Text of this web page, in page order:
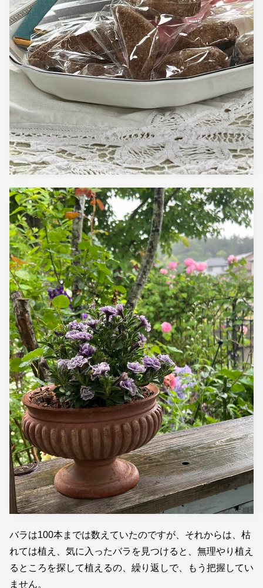
バラは100本までは数えていたのですが、それからは、枯
れては植え、気に入ったバラを見つけると、無理やり植え
るところを探して植えるの、繰り返しで、もう把握してい
ません。